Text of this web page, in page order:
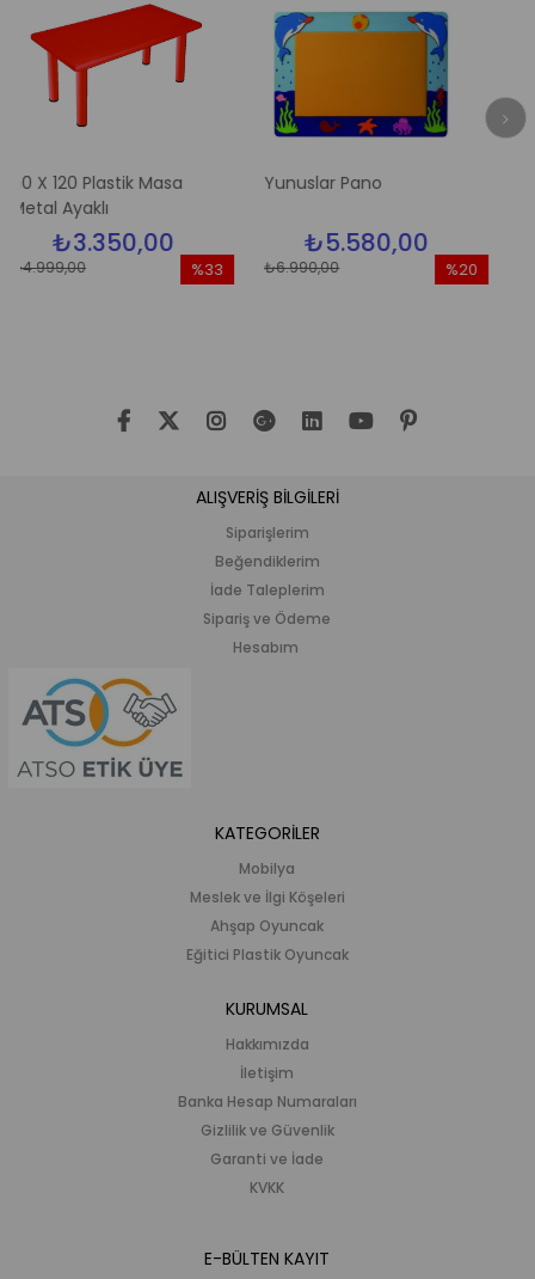
Plastik Masa
Yunuslar Pano
₺5.580,00
₺6.990,00 ₺6.990,00
ALIŞVERİŞ BİLGİLERİ
Siparişlerim
Beğendiklerim
İade Taleplerim
Sipariş ve Ödeme
Hesabım
KATEGORİLER
Mobilya
Meslek ve İlgi Köşeleri
Ahşap Oyuncak
Eğitici Plastik Oyuncak
KURUMSAL
Hakkımızda
İletişim
Banka Hesap Numaraları
Gizlilik ve Güvenlik
Garanti ve İade
KVKK
E-BÜLTEN KAYIT